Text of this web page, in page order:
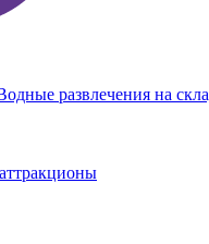
развлечения на